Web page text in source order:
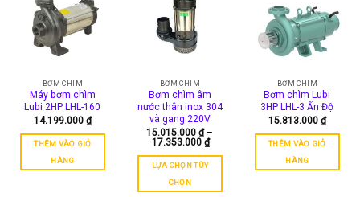
BƠM CHÌM
Máy bơm chìm
Lubi 2HP LHL-160
14.199.000 ₫
THÊM VÀO GIỎ
HÀNG
BƠM CHÌM
Bơm chìm âm
nước thân inox 304
và gang 220V
15.015.000₫ –
17.353.000₫Khoảng
15.015.000 ₫
17.353.000 ₫
LỰA CHỌN TÙY
CHỌN
BƠM CHÌM
Bơm chìm Lubi
3HP LHL-3 Ấn Độ
15.813.000 ₫
THÊM VÀO GIỎ
HÀNG